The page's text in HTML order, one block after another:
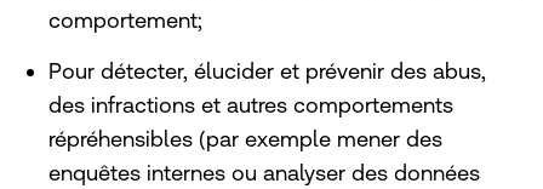
comportement;
Pour détecter, élucider et prévenir des abus,
des infractions et autres comportements
répréhensibles (par exemple mener des
enquêtes internes ou analyser des données